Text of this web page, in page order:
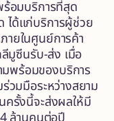
อมบริการที่สุด
ได้แก่บริการผู้ช่วย
ายในศูนย์การค้า
มูซีนรับ-ส่ง เมื่อ
พร้อมของบริการ
วมมือระหว่างสยาม
ครั้งนี้จะส่งผลให้มี